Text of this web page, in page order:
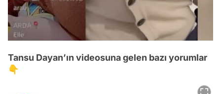
Tansu Dayan’ın videosuna gelen bazı yorumlar
👇